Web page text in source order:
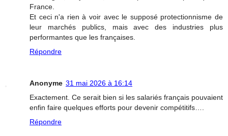
France.
Et ceci n'a rien à voir avec le supposé protectionnisme de
leur marchés publics, mais avec des industries plus
performantes que les françaises.
Répondre
Anonyme 31 mai 2026 à 16:14
Exactement. Ce serait bien si les salariés français pouvaient
enfin faire quelques efforts pour devenir compétitifs….
Répondre